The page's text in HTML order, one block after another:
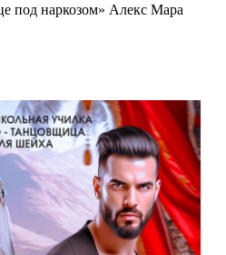
под наркозом» Алекс Мара